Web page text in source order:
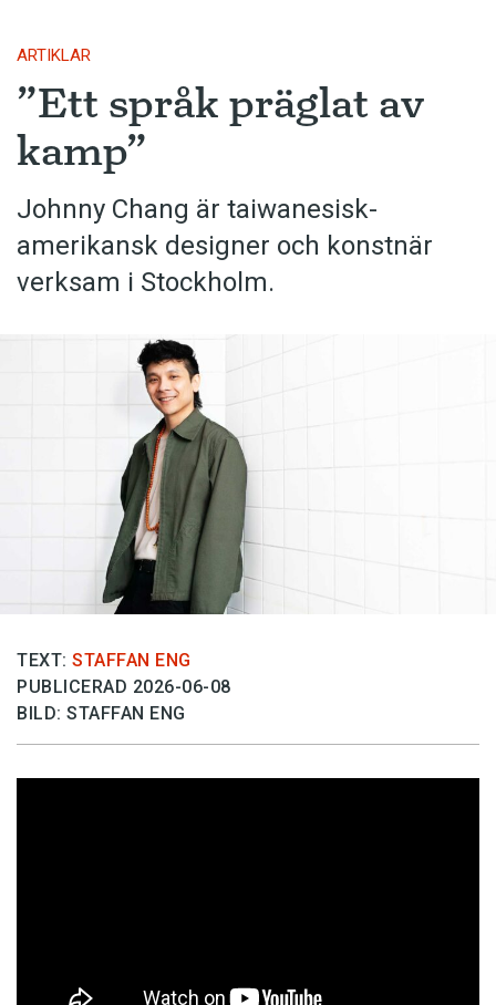
ARTIKLAR
”Ett språk präglat av
kamp”
Johnny Chang är taiwanesisk-
amerikansk designer och konstnär
verksam i Stockholm.
TEXT: STAFFAN ENG
PUBLICERAD 2026-06-08
BILD: STAFFAN ENG